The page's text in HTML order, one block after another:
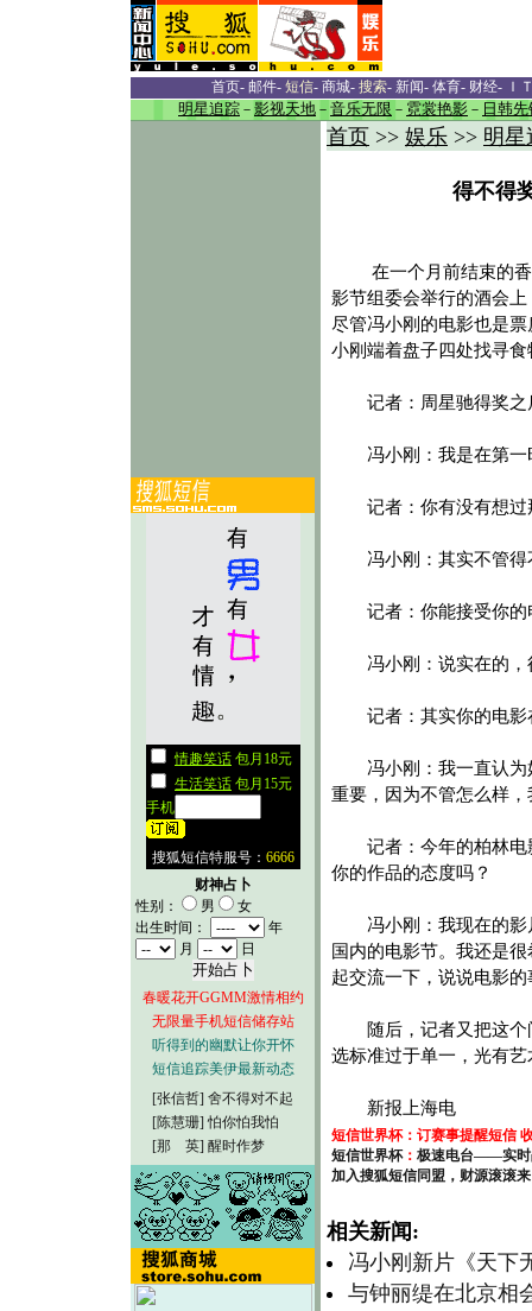
首页- 邮件- 短信- 商城- 搜索- 新闻- 体育- 财经- Ｉ
明星追踪 － 影视天地 － 音乐无限 － 霓裳艳影 － 日韩先
财神占卜
性别：
男
女
出生时间：
年
月
日
春暖花开GGMM激情相约
无限量手机短信储存站
听得到的幽默让你开怀
短信追踪美伊最新动态
[张信哲] 舍不得对不起
[陈慧珊] 怕你怕我怕
[那 英] 醒时作梦
首页 >> 娱乐 >> 明星
得不得
 在一个月前结束的香
影节组委会举行的酒会
尽管冯小刚的电影也是
小刚端着盘子四处找寻
记者：周星驰得奖之
冯小刚：我是在第一
记者：你有没有想过
冯小刚：其实不管得
记者：你能接受你的
冯小刚：说实在的，
记者：其实你的电影
冯小刚：我一直认为
重要，因为不管怎么样
记者：今年的柏林电
你的作品的态度吗？
冯小刚：我现在的影
国内的电影节。我还是
起交流一下，说说电影
随后，记者又把这个
选标准过于单一，光有
新报上海电
短信世界杯： 订赛事提醒短信
短信世界杯： 极速电台——实时
加入搜狐短信同盟，财源滚滚
相关新闻:
冯小刚新片《天下
与钟丽缇在北京相